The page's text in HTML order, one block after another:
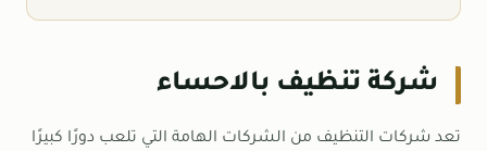
شركة تنظيف بالاحساء
تعد شركات التنظيف من الشركات الهامة التي تلعب دورًا كبيرًا